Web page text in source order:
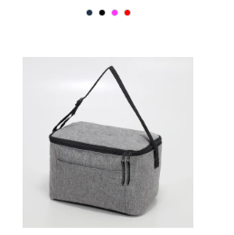
de...